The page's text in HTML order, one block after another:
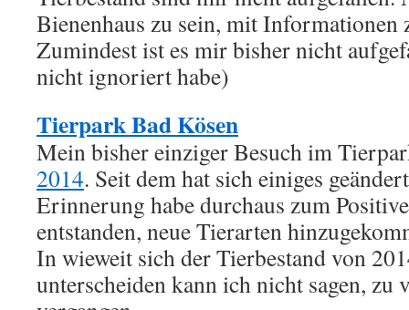
Bienenhaus zu sein, mit Informationen
Zumindest ist es mir bisher nicht
nicht ignoriert habe)
Tierpark Bad Kösen
Mein bisher einziger Besuch im
2014. Seit dem hat sich einiges
Erinnerung habe durchaus zum
entstanden, neue Tierarten
In wieweit sich der Tierbestand von
unterscheiden kann ich nicht sagen, zu